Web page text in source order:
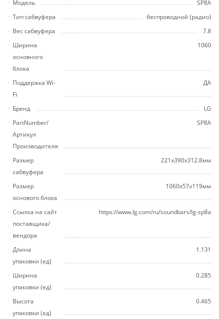
Модель
SP8A
Тип сабвуфера
беспроводной (радио)
Вес сабвуфера
7.8
Ширина
основного
блока
1060
Поддержка Wi-
Fi
ДА
Бренд
LG
PartNumber/
Артикул
Производителя
SP8A
Размер
сабвуфера
221x390x312.8мм
Размер
основого блока
1060x57x119мм
Ссылка на сайт
поставщика/
вендора
https://www.lg.com/ru/soundbars/lg-sp8a
Длина
упаковки (ед)
1.131
Ширина
упаковки (ед)
0.285
Высота
упаковки (ед)
0.465